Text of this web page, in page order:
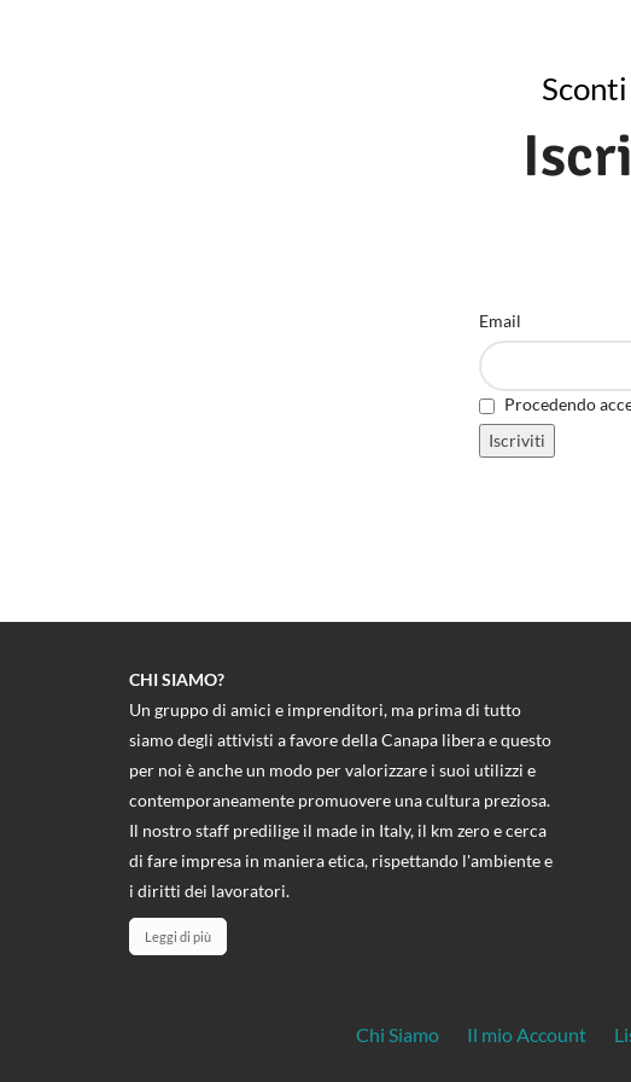
Email
Procedendo
CHI SIAMO?
Un gruppo di amici e imprenditori, ma prima di tutto
siamo degli attivisti a favore della Canapa libera e questo
per noi è anche un modo per valorizzare i suoi utilizzi e
contemporaneamente promuovere una cultura preziosa.
Il nostro staff predilige il made in Italy, il km zero e cerca
di fare impresa in maniera etica, rispettando l'ambiente e
i diritti dei lavoratori.
Leggi di più
Chi Siamo Il mio Account